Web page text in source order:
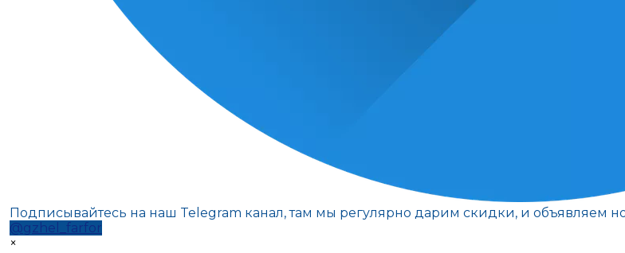
Подписывайтесь на наш Telegram канал, там мы регулярно дарим скидки, и объявляем
@gzhel_farfor
×